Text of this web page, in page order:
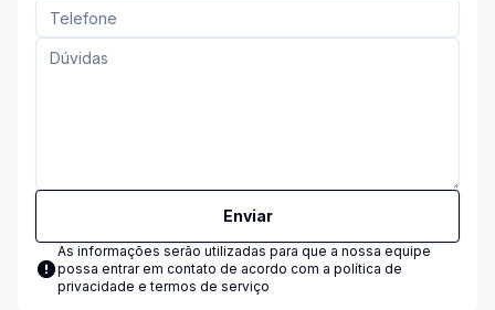
Enviar
As informações serão utilizadas para que a nossa equipe
possa entrar em contato de acordo com a política de
privacidade e termos de serviço